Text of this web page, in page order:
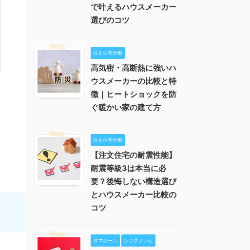
で叶えるハウスメーカー
選びのコツ
注文住宅全般
高気密・高断熱に強いハ
ウスメーカーの比較と特
徴｜ヒートショックを防
ぐ暖かい家の建て方
注文住宅全般
【注文住宅の耐震性能】
耐震等級3は本当に必
要？後悔しない構造選び
とハウスメーカー比較の
コツ
タマホーム シフクノいえ